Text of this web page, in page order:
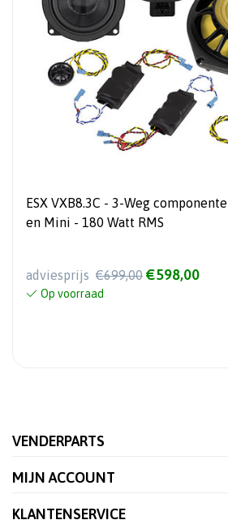
ESX VXB8.3C - 3-Weg
en Mini - 180 Watt RMS
adviesprijs €699,00 €598,00
Op voorraad
VENDERPARTS
MIJN ACCOUNT
KLANTENSERVICE